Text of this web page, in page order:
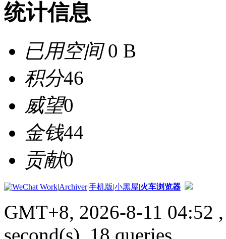
统计信息
已用空间0 B
积分46
威望0
金钱44
贡献0
|Archiver|手机版|小黑屋|火车浏览器
GMT+8, 2026-8-11 04:52